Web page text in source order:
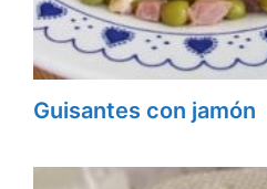
Guisantes con jamón